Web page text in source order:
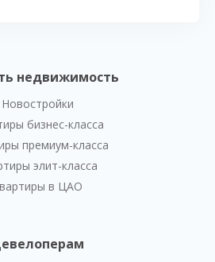
недвижимость
Новостройки
бизнес-класса
премиум-класса
элит-класса
в ЦАО